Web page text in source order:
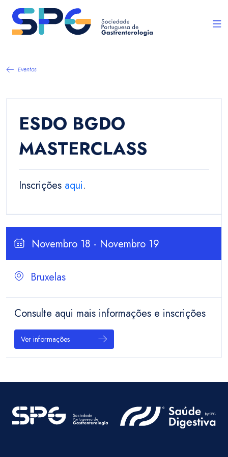
Eventos
ESDO BGDO
MASTERCLASS
Inscrições aqui.
Novembro 18 - Novembro 19
Bruxelas
Consulte aqui mais informações e inscrições
Ver informações